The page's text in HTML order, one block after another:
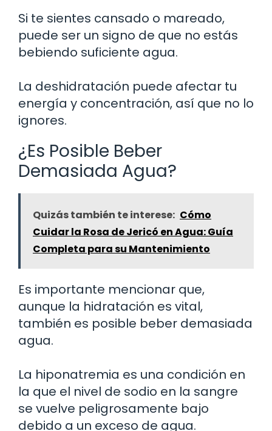
Si te sientes cansado o mareado,
puede ser un signo de que no estás
bebiendo suficiente agua.
La deshidratación puede afectar tu
energía y concentración, así que no lo
ignores.
¿Es Posible Beber
Demasiada Agua?
Quizás también te interese: Cómo
Cuidar la Rosa de Jericó en Agua: Guía
Completa para su Mantenimiento
Es importante mencionar que,
aunque la hidratación es vital,
también es posible beber demasiada
agua.
La hiponatremia es una condición en
la que el nivel de sodio en la sangre
se vuelve peligrosamente bajo
debido a un exceso de agua.